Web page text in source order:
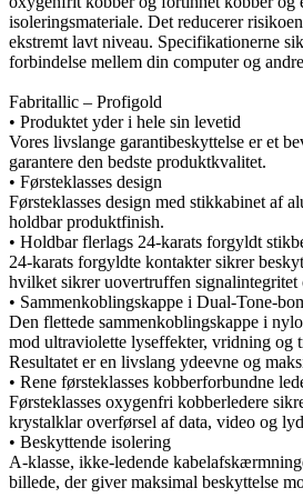
isoleringsmateriale. Det reducerer
ekstremt lavt niveau. Specifikationerne
forbindelse mellem din computer og
Fabritallic – Profigold
• Produktet yder i hele sin levetid
Vores livslange garantibeskyttelse er et
garantere den bedste produktkvalitet.
• Førsteklasses design
Førsteklasses design med stikkabinet af
holdbar produktfinish.
• Holdbar flerlags 24-karats forgyldt
24-karats forgyldte kontakter sikrer
hvilket sikrer uovertruffen signalintegritet
• Sammenkoblingskappe i Dual-Tone-
Den flettede sammenkoblingskappe i
mod ultraviolette lyseffekter, vridning og
Resultatet er en livslang ydeevne og
• Rene førsteklasses kobberforbundne
Førsteklasses oxygenfri kobberledere
krystalklar overførsel af data, video og
• Beskyttende isolering
A-klasse, ikke-ledende
billede, der giver maksimal beskyttelse